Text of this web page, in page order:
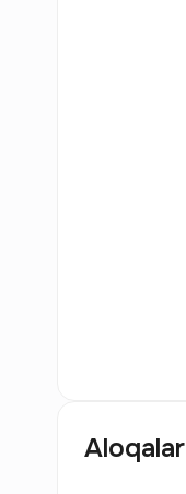
Aloqalar